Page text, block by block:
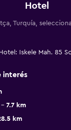
Hotel
Turquía,
Iskele Mah. 85
interés
7.7 km
km